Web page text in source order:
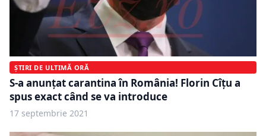
ȘTIRI DE ULTIMĂ ORĂ
S-a anunțat carantina în România! Florin Cîțu a
spus exact când se va introduce
17 septembrie 2021